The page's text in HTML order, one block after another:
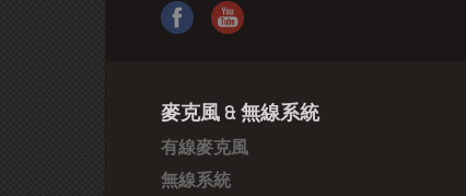
麥克風 & 無線系統
有線麥克風
無線系統